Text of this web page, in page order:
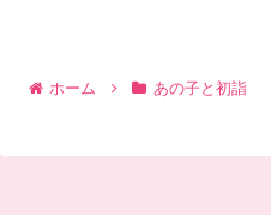
ホーム あの子と初詣